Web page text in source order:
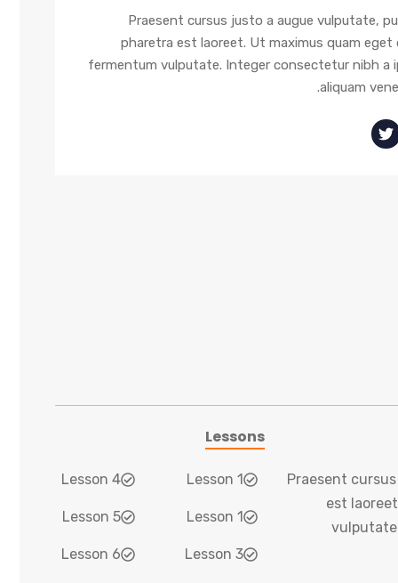
Praesent cursus justo a augue vulputate,
pharetra est laoreet. Ut maximus quam eget
fermentum vulputate. Integer consectetur nibh a
aliquam
Praesent
est
Lessons
Lesson 1
Lesson 1
Lesson 3
Lesson 4
Lesson 5
Lesson 6